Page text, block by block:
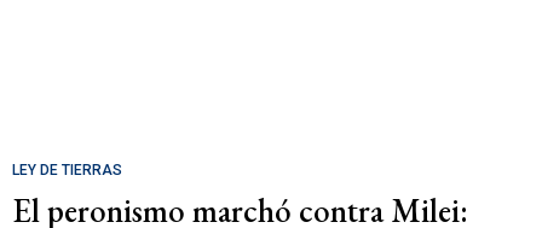
LEY DE TIERRAS
El peronismo marchó contra Milei: